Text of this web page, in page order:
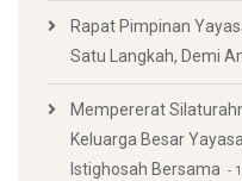
Rapat Pimpinan
Satu Langkah, Demi
Mempererat
Keluarga Besar
Istighosah Bersama